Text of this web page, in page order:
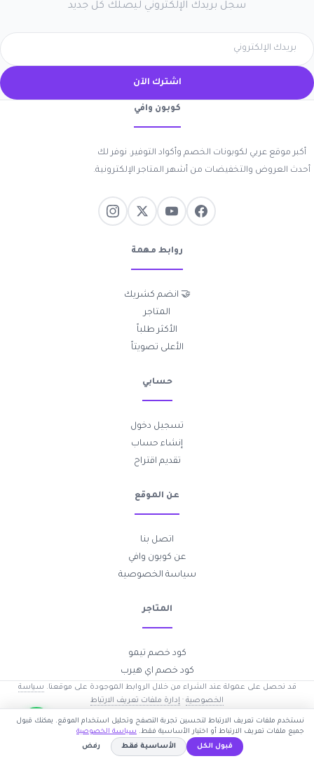
سجل بريدك الإلكتروني ليصلك كل جديد
اشترك الآن
كوبون وافي
أكبر موقع عربي لكوبونات الخصم وأكواد التوفير. نوفر لك
أحدث العروض والتخفيضات من أشهر المتاجر الإلكترونية.
روابط مهمة
🤝 انضم كشريك
المتاجر
الأكثر طلباً
الأعلى تصويتاً
حسابي
تسجيل دخول
إنشاء حساب
تقديم اقتراح
عن الموقع
اتصل بنا
عن كوبون وافي
سياسة الخصوصية
المتاجر
كود خصم تيمو
كود خصم اي هيرب
قد نحصل على عمولة عند الشراء من خلال الروابط الموجودة على موقعنا. سياسة
الخصوصية · إدارة ملفات تعريف الارتباط
2017-2026 © جميع الحقوق محفوظة — كوبون وافي
نستخدم ملفات تعريف الارتباط لتحسين تجربة التصفح وتحليل استخدام الموقع. يمكنك قبول
جميع ملفات تعريف الارتباط أو اختيار الأساسية فقط. سياسة الخصوصية
قبول الكل
الأساسية فقط رفض